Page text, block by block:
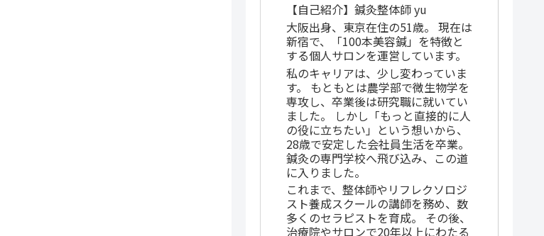
【自己紹介】鍼灸整体師 yu
大阪出身、東京在住の51歳。 現在は
新宿で、「100本美容鍼」を特徴と
する個人サロンを運営しています。
私のキャリアは、少し変わっていま
す。 もともとは農学部で微生物学を
専攻し、卒業後は研究職に就いてい
ました。 しかし「もっと直接的に人
の役に立ちたい」という想いから、
28歳で安定した会社員生活を卒業。
鍼灸の専門学校へ飛び込み、この道
に入りました。
これまで、整体師やリフレクソロジ
スト養成スクールの講師を務め、数
多くのセラピストを育成。 その後、
治療院やサロンで20年以上にわたる